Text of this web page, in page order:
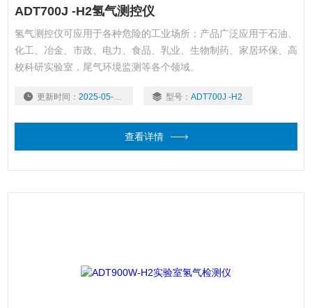
ADT700J -H2氢气测控仪
氢气测控仪可应用于各种危险的工业场所；产品广泛应用于石油、
化工、冶金、市政、电力、食品、乳业、生物制药、家居环保、高
校科研实验室，尾气环境监测等各个领域。
更新时间： 2025-05-07 型号： ADT700J -H2
查看详情